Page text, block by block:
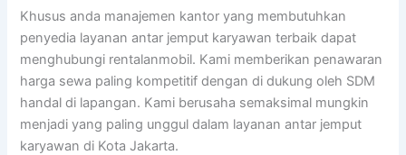
Khusus anda manajemen kantor yang membutuhkan
penyedia layanan antar jemput karyawan terbaik dapat
menghubungi rentalanmobil. Kami memberikan penawaran
harga sewa paling kompetitif dengan di dukung oleh SDM
handal di lapangan. Kami berusaha semaksimal mungkin
menjadi yang paling unggul dalam layanan antar jemput
karyawan di Kota Jakarta.